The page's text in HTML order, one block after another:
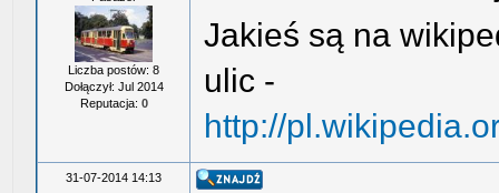
Liczba postów: 8
Dołączył: Jul 2014
Reputacja: 0
Jakieś są na
ulic -
http://
31-07-2014 14:13